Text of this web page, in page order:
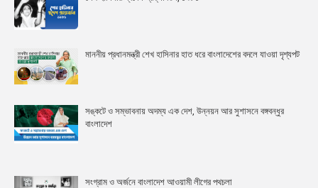
মাননীয় প্রধানমন্ত্রী শেখ হাসিনার হাত ধরে বাংলাদেশের বদলে যাওয়া দৃশ্যপট
সঙ্কটে ও সম্ভাবনায় অদম্য এক দেশ, উন্নয়ন আর সুশাসনে বঙ্গবন্ধুর
বাংলাদেশ
সংগ্রাম ও অর্জনে বাংলাদেশ আওয়ামী লীগের পথচলা